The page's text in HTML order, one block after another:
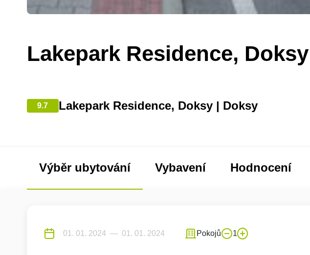
Lakepark Residence, Doksy
9.7 Lakepark Residence, Doksy | Doksy
Výběr ubytování Vybavení Hodnocení
Pokojů 1